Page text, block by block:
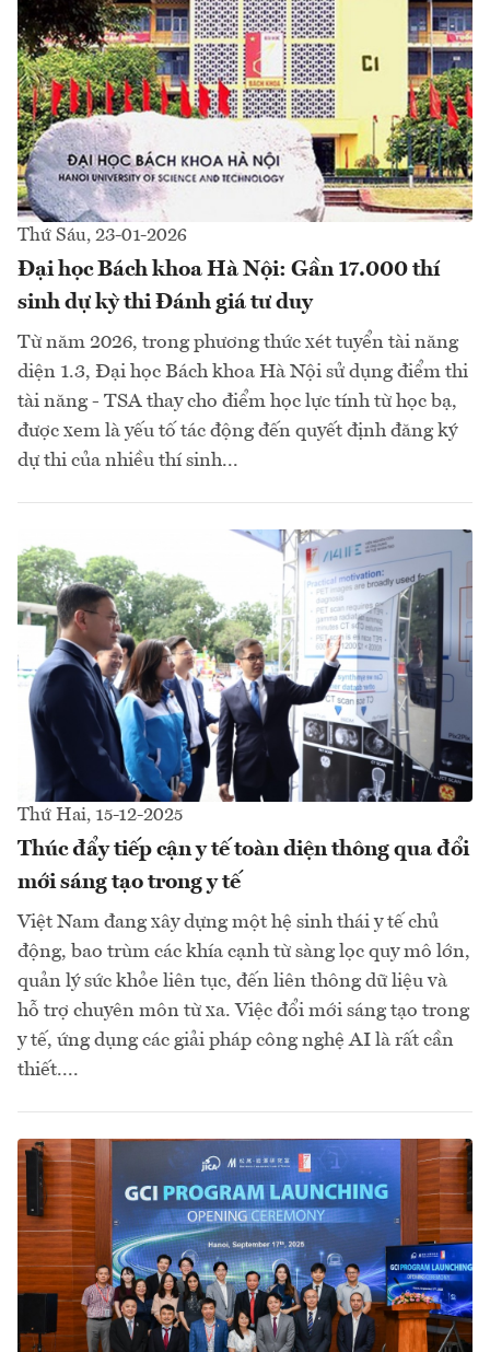
Thứ Sáu, 23-01-2026
Đại học Bách khoa Hà Nội: Gần 17.000 thí
sinh dự kỳ thi Đánh giá tư duy
Từ năm 2026, trong phương thức xét tuyển tài năng
diện 1.3, Đại học Bách khoa Hà Nội sử dụng điểm thi
tài năng - TSA thay cho điểm học lực tính từ học bạ,
được xem là yếu tố tác động đến quyết định đăng ký
dự thi của nhiều thí sinh...
Thứ Hai, 15-12-2025
Thúc đẩy tiếp cận y tế toàn diện thông qua đổi
mới sáng tạo trong y tế
Việt Nam đang xây dựng một hệ sinh thái y tế chủ
động, bao trùm các khía cạnh từ sàng lọc quy mô lớn,
quản lý sức khỏe liên tục, đến liên thông dữ liệu và
hỗ trợ chuyên môn từ xa. Việc đổi mới sáng tạo trong
y tế, ứng dụng các giải pháp công nghệ AI là rất cần
thiết....